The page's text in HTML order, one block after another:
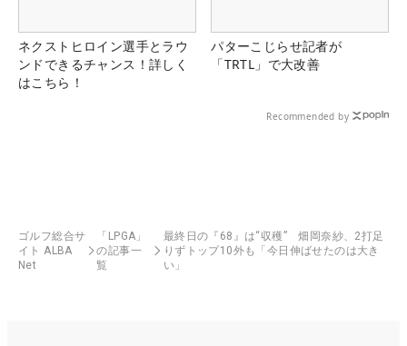
ネクストヒロイン選手とラウ
ンドできるチャンス！詳しく
はこちら！
パターこじらせ記者が
「TRTL」で大改善
Recommended by
ゴルフ総合サ
イト ALBA
Net
「LPGA」
の記事一
覧
最終日の『68』は“収穫” 畑岡奈紗、2打足
りずトップ10外も「今日伸ばせたのは大き
い」